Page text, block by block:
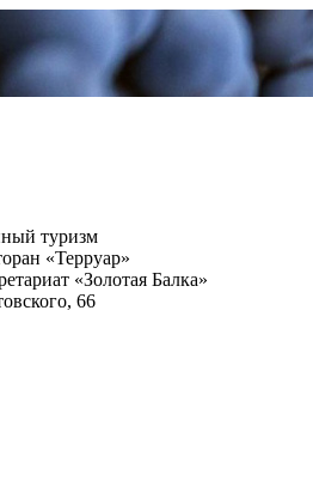
туризм
«Терруар»
«Золотая Балка»
66